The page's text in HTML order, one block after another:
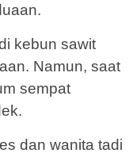
kebun sawit
Namun, saat
sempat
dan wanita tadi